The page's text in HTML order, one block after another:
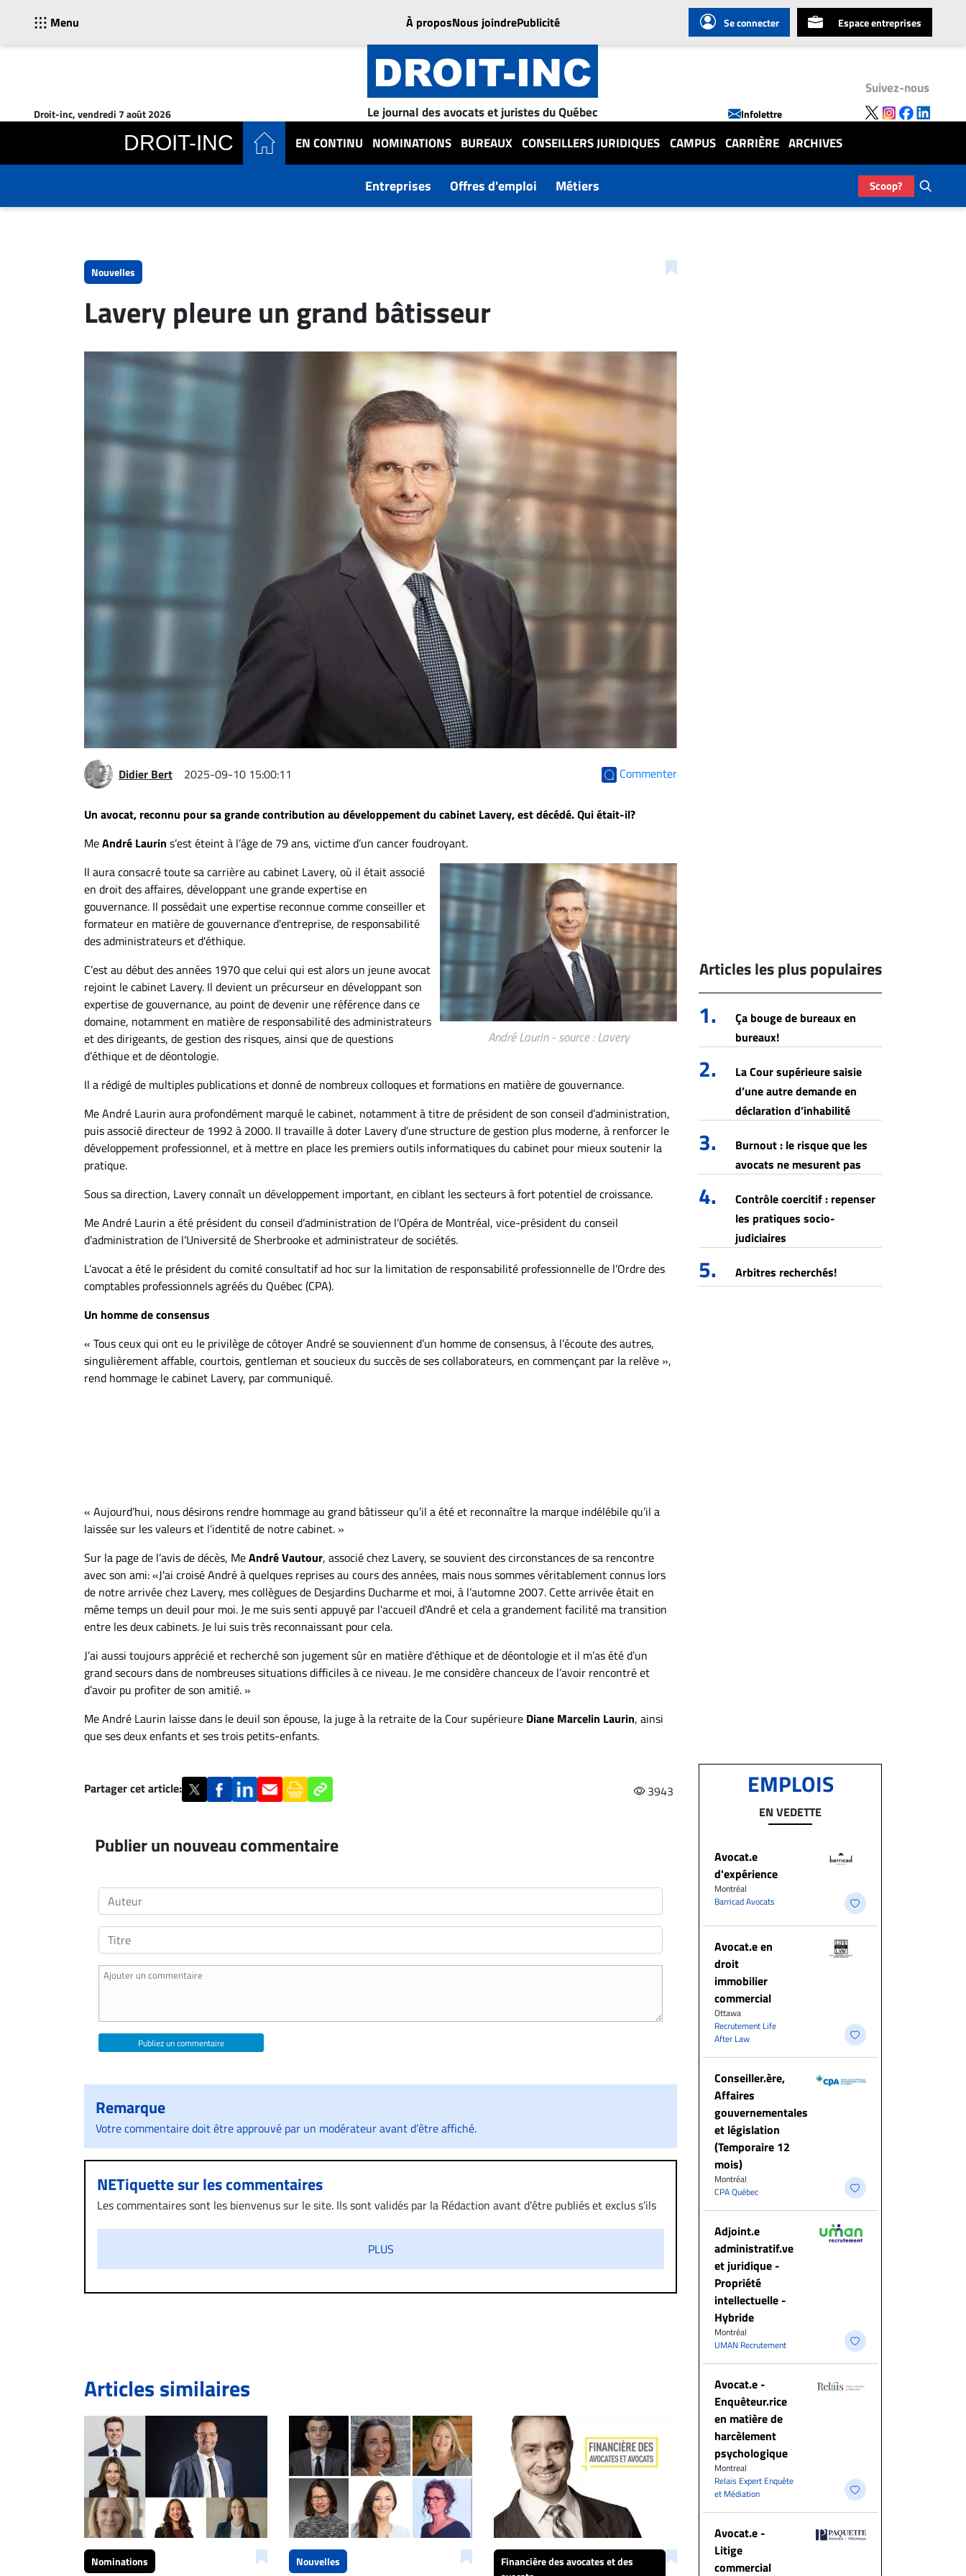
Menu À proposNous joindrePublicité Se connecter Espace entreprises
Droit-inc, vendredi 7 août 2026 Le journal des avocats et juristes du Québec Infolettre
Suivez-nous
DROIT-INC EN CONTINU NOMINATIONS BUREAUX CONSEILLERS JURIDIQUES CAMPUS CARRIÈRE ARCHIVES
Entreprises Offres d'emploi Métiers Scoop?
En
Nominations
Conseillers
CARRIÈRE
recrutements
TROUVEZ-
Nouvelles
Lavery pleure un grand bâtisseur
Didier Bert 2025-09-10 15:00:11 Commenter
Un avocat, reconnu pour sa grande contribution au développement du cabinet Lavery, est décédé. Qui était-il?
MeAndré Laurin s’est éteint à l’âge de 79 ans, victime d’un cancer foudroyant.
André Laurin - source : Lavery
Il aura consacré toute sa carrière au cabinet Lavery, où il était associé
en droit des affaires, développant une grande expertise en
gouvernance. Il possédait une expertise reconnue comme conseiller et
formateur en matière de gouvernance d'entreprise, de responsabilité
des administrateurs et d'éthique.
C’est au début des années 1970 que celui qui est alors un jeune avocat
rejoint le cabinet Lavery. Il devient un précurseur en développant son
expertise de gouvernance, au point de devenir une référence dans ce
domaine, notamment en matière de responsabilité des administrateurs
et des dirigeants, de gestion des risques, ainsi que de questions
d’éthique et de déontologie.
Il a rédigé de multiples publications et donné de nombreux colloques et formations en matière de gouvernance.
Me André Laurin aura profondément marqué le cabinet, notamment à titre de président de son conseil d’administration,
puis associé directeur de 1992 à 2000. Il travaille à doter Lavery d’une structure de gestion plus moderne, à renforcer le
développement professionnel, et à mettre en place les premiers outils informatiques du cabinet pour mieux soutenir la
pratique.
Sous sa direction, Lavery connaît un développement important, en ciblant les secteurs à fort potentiel de croissance.
Me André Laurin a été président du conseil d’administration de l’Opéra de Montréal, vice-président du conseil
d’administration de l’Université de Sherbrooke et administrateur de sociétés.
L’avocat a été le président du comité consultatif ad hoc sur la limitation de responsabilité professionnelle de l’Ordre des
comptables professionnels agréés du Québec (CPA).
Un homme de consensus
« Tous ceux qui ont eu le privilège de côtoyer André se souviennent d’un homme de consensus, à l’écoute des autres,
singulièrement affable, courtois, gentleman et soucieux du succès de ses collaborateurs, en commençant par la relève »,
rend hommage le cabinet Lavery, par communiqué.
« Aujourd’hui, nous désirons rendre hommage au grand bâtisseur qu’il a été et reconnaître la marque indélébile qu’il a
laissée sur les valeurs et l’identité de notre cabinet. »
Sur la page de l’avis de décès, MeAndré Vautour, associé chez Lavery, se souvient des circonstances de sa rencontre
avec son ami: «J'ai croisé André à quelques reprises au cours des années, mais nous sommes véritablement connus lors
de notre arrivée chez Lavery, mes collègues de Desjardins Ducharme et moi, à l’automne 2007. Cette arrivée était en
même temps un deuil pour moi. Je me suis senti appuyé par l'accueil d'André et cela a grandement facilité ma transition
entre les deux cabinets. Je lui suis très reconnaissant pour cela.
J’ai aussi toujours apprécié et recherché son jugement sûr en matière d’éthique et de déontologie et il m’as été d’un
grand secours dans de nombreuses situations difficiles à ce niveau. Je me considère chanceux de l’avoir rencontré et
d’avoir pu profiter de son amitié. »
Me André Laurin laisse dans le deuil son épouse, la juge à la retraite de la Cour supérieure Diane Marcelin Laurin, ainsi
que ses deux enfants et ses trois petits-enfants.
Partager cet article: 3943
Publier un nouveau commentaire
Publiez un commentaire
Remarque
Votre commentaire doit être approuvé par un modérateur avant d’être affiché.
NETiquette sur les commentaires
Les commentaires sont les bienvenus sur le site. Ils sont validés par la Rédaction avant d’être publiés et exclus s’ils
Si votre demande apparait légitime, le commentaire sera retiré sur le champ. Vous pouvez également utiliser
l’espace dédié aux commentaires pour publier, dans les mêmes conditions de validation, un droit de réponse.
PLUS
Articles similaires
Nominations Nouvelles
Financière des avocates et des
Articles les plus populaires
1.
Ça bouge de bureaux en
bureaux!
2.
La Cour supérieure saisie
d’une autre demande en
déclaration d’inhabilité
3.
Burnout : le risque que les
avocats ne mesurent pas
4.
Contrôle coercitif : repenser
les pratiques socio-
judiciaires
5. Arbitres recherchés!
EMPLOIS
EN VEDETTE
Avocat.e
d'expérience
Montréal
Barricad Avocats
Avocat.e en
droit
immobilier
commercial
Ottawa
Recrutement Life
After Law
Conseiller.ère,
Affaires
gouvernementales
et législation
(Temporaire 12
mois)
Montréal
CPA Québec
Adjoint.e
administratif.ve
et juridique -
Propriété
intellectuelle -
Hybride
Montréal
UMAN Recrutement
Avocat.e -
Enquêteur.rice
en matière de
harcèlement
psychologique
Montreal
Relais Expert Enquête
et Médiation
Avocat.e -
Litige
commercial